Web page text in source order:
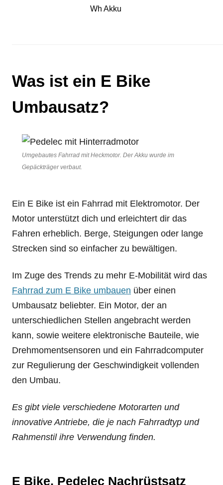
Wh Akku
Was ist ein E Bike
Umbausatz?
Umgebautes Fahrrad mit Heckmotor. Der Akku wurde im
Gepäckträger verbaut.
Ein E Bike ist ein Fahrrad mit Elektromotor. Der
Motor unterstützt dich und erleichtert dir das
Fahren erheblich. Berge, Steigungen oder lange
Strecken sind so einfacher zu bewältigen.
Im Zuge des Trends zu mehr E-Mobilität wird das
Fahrrad zum E Bike umbauen über einen
Umbausatz beliebter. Ein Motor, der an
unterschiedlichen Stellen angebracht werden
kann, sowie weitere elektronische Bauteile, wie
Drehmomentsensoren und ein Fahrradcomputer
zur Regulierung der Geschwindigkeit vollenden
den Umbau.
Es gibt viele verschiedene Motorarten und
innovative Antriebe, die je nach Fahrradtyp und
Rahmenstil ihre Verwendung finden.
E Bike, Pedelec Nachrüstsatz